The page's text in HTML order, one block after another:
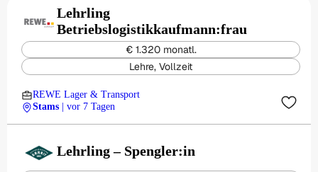
Lehrling
Betriebslogistikkaufmann:frau
€ 1.320 monatl.
Lehre, Vollzeit
REWE Lager & Transport
Stams
| vor 7 Tagen
Lehrling – Spengler:in